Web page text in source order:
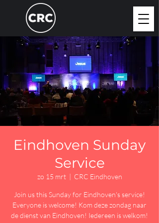
Eindhoven Sunday
Service
zo 15 mrt
  |
CRC Eindhoven
Join us this Sunday for Eindhoven's service!
Everyone is welcome! Kom deze zondag naar
de dienst van Eindhoven! Iedereen is welkom!